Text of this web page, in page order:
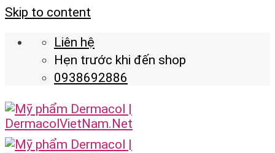
Skip to content
Liên hệ
Hẹn trước khi đến shop
0938692886